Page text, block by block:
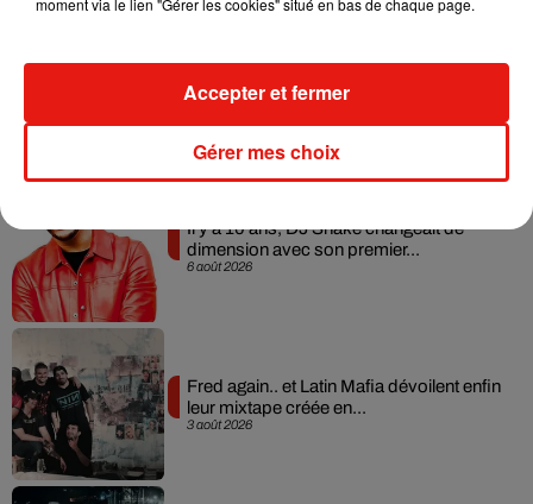
6 août 2026
Il y a 10 ans, DJ Snake changeait de
dimension avec son premier...
3 août 2026
Fred again.. et Latin Mafia dévoilent enfin
leur mixtape créée en...
Gérer mes choix
Accepter et fermer